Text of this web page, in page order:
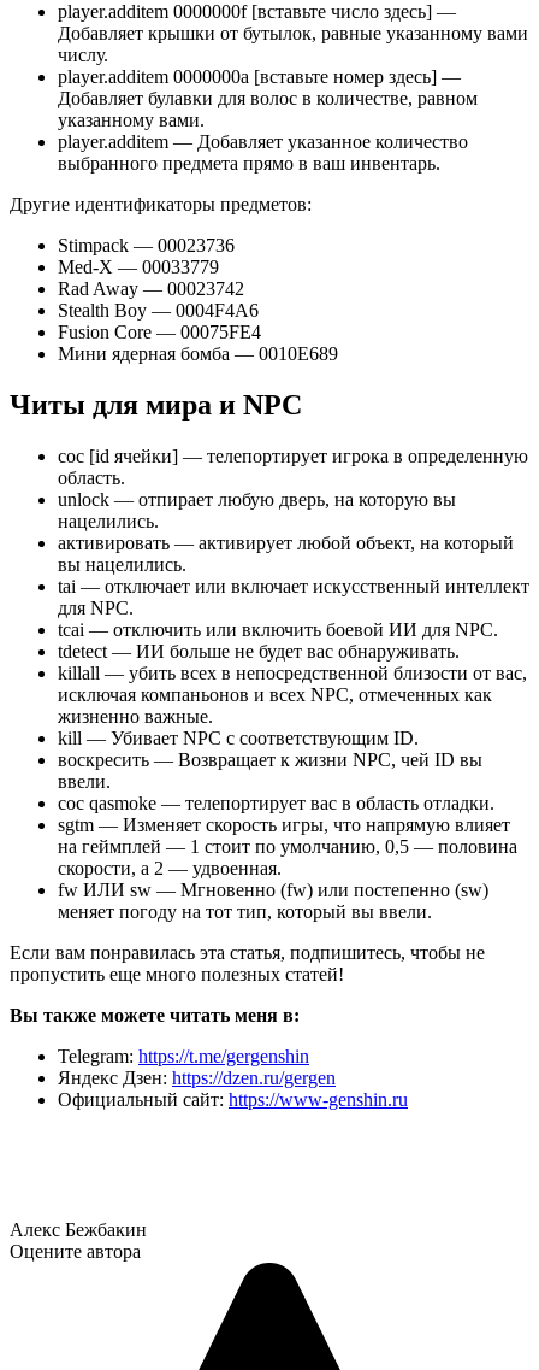
player.additem 0000000f [вставьте число здесь] —
Добавляет крышки от бутылок, равные указанному вами
числу.
player.additem 0000000a [вставьте номер здесь] —
Добавляет булавки для волос в количестве, равном
указанному вами.
player.additem — Добавляет указанное количество
выбранного предмета прямо в ваш инвентарь.
Другие идентификаторы предметов:
Stimpack — 00023736
Med-X — 00033779
Rad Away — 00023742
Stealth Boy — 0004F4A6
Fusion Core — 00075FE4
Мини ядерная бомба — 0010E689
Читы для мира и NPC
coc [id ячейки] — телепортирует игрока в определенную
область.
unlock — отпирает любую дверь, на которую вы
нацелились.
активировать — активирует любой объект, на который
вы нацелились.
tai — отключает или включает искусственный интеллект
для NPC.
tcai — отключить или включить боевой ИИ для NPC.
tdetect — ИИ больше не будет вас обнаруживать.
killall — убить всех в непосредственной близости от вас,
исключая компаньонов и всех NPC, отмеченных как
жизненно важные.
kill — Убивает NPC с соответствующим ID.
воскресить — Возвращает к жизни NPC, чей ID вы
ввели.
coc qasmoke — телепортирует вас в область отладки.
sgtm — Изменяет скорость игры, что напрямую влияет
на геймплей — 1 стоит по умолчанию, 0,5 — половина
скорости, а 2 — удвоенная.
fw ИЛИ sw — Мгновенно (fw) или постепенно (sw)
меняет погоду на тот тип, который вы ввели.
Если вам понравилась эта статья, подпишитесь, чтобы не
пропустить еще много полезных статей!
Вы также можете читать меня в:
Telegram: https://t.me/gergenshin
Яндекс Дзен: https://dzen.ru/gergen
Официальный сайт: https://www-genshin.ru
Алекс Бежбакин
Оцените автора